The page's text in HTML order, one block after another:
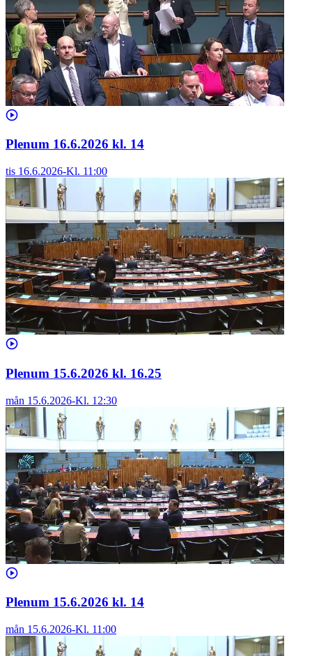
Plenum 16.6.2026 kl. 14
tis 16.6.2026-Kl. 11:00
Plenum 15.6.2026 kl. 16.25
mån 15.6.2026-Kl. 12:30
Plenum 15.6.2026 kl. 14
mån 15.6.2026-Kl. 11:00